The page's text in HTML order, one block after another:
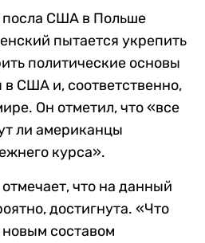
США в Польше
пытается укрепить
политические основы
США и, соответственно,
Он отметил, что «все
ли американцы
курса».
что на данный
достигнута. «Что
составом